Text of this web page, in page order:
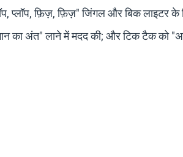
प्लॉप, फ़िज़, फ़िज़" जिंगल और बिक लाइटर के
का अंत" लाने में मदद की; और टिक टैक को